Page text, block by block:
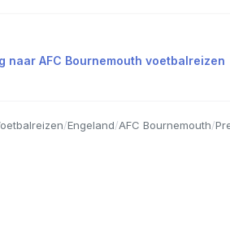
naar AFC Bournemouth voetbalreizen
/Engeland/AFC Bournemouth/